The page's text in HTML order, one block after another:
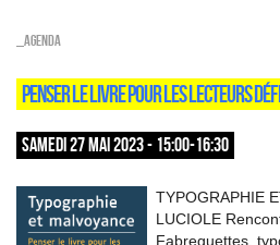
_Agenda
PENSER LE LIVRE POUR LES LECTEURS
SAMEDI 27 MAI 2023 - 15:00-16:30
TYPOGRAPHIE
LUCIOLE
Fabreguettes,